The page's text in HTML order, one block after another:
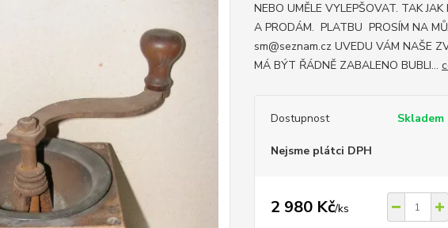
NEBO UMĚLE VYLEPŠOVAT. TAK JAK
A PRODÁM. PLATBU PROSÍM NA
sm@seznam.cz UVEDU VÁM NAŠE
MÁ BÝT ŘÁDNĚ ZABALENO BUBLI...
Dostupnost Skladem
Nejsme plátci DPH
2 980 Kč/ks